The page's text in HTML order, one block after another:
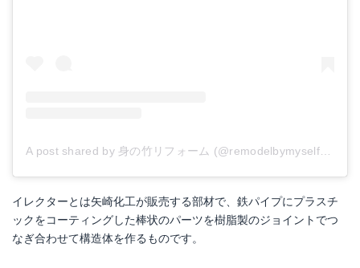
A post shared by 身の竹リフォーム (@remodelbymyself)
イレクターとは矢崎化工が販売する部材で、鉄パイプにプラスチ
ックをコーティングした棒状のパーツを樹脂製のジョイントでつ
なぎ合わせて構造体を作るものです。